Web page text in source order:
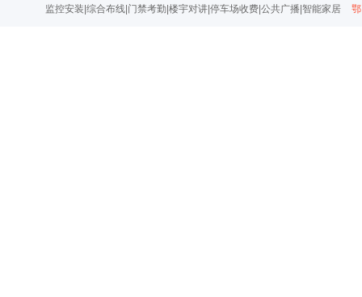
监控安装|综合布线|门禁考勤|楼宇对讲|停车场收费|公共广播|智能家居